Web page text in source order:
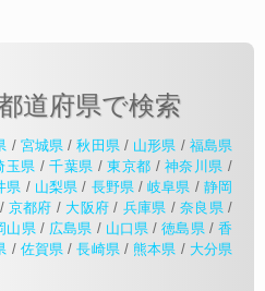
道府県で検索
/ 宮城県 /秋田県/ 山形県 / 福島県
玉県 /千葉県 /東京都 /神奈川県 /
県 / 山梨県 / 長野県/岐阜県 / 静岡
/ 京都府 / 大阪府 / 兵庫県 / 奈良県/
山県/ 広島県 / 山口県 /徳島県/香
/ 佐賀県 /長崎県/熊本県 / 大分県